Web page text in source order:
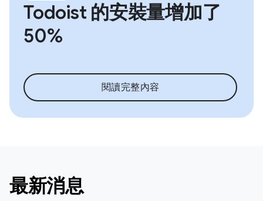
Todoist 的安裝量增加了
50%
閱讀完整內容
最新消息